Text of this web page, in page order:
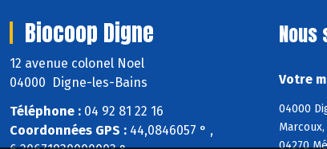
Biocoop Digne
12 avenue colonel Noel
04000 Digne-les-Bains
Téléphone : 04 92 81 22 16
Coordonnées GPS : 44,0846057 ° ,
Votre
04000
04270